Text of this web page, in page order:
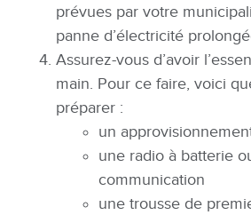
prévues par votre
panne d’électricité
Assurez-vous d’avoir
main. Pour ce faire, voici
préparer :
un
une radio à batterie
communication
une trousse de